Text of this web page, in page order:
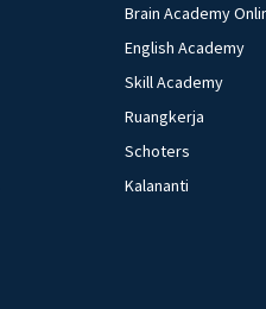
Brain Academy
English Academy
Skill Academy
Ruangkerja
Schoters
Kalananti